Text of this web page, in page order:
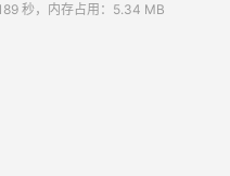
秒，内存占用：5.34 MB